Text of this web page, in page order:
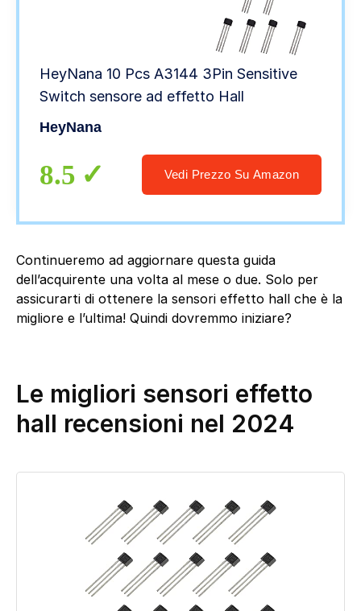
HeyNana 10 Pcs A3144 3Pin Sensitive
Switch sensore ad effetto Hall
HeyNana
8.5 Vedi Prezzo Su Amazon
Continueremo ad aggiornare questa guida
dell’acquirente una volta al mese o due. Solo per
assicurarti di ottenere la sensori effetto hall che è la
migliore e l’ultima! Quindi dovremmo iniziare?
Le migliori sensori effetto
hall recensioni nel 2024